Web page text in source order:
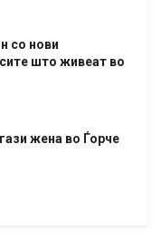
со нови
што живеат во
жена во Ѓорче